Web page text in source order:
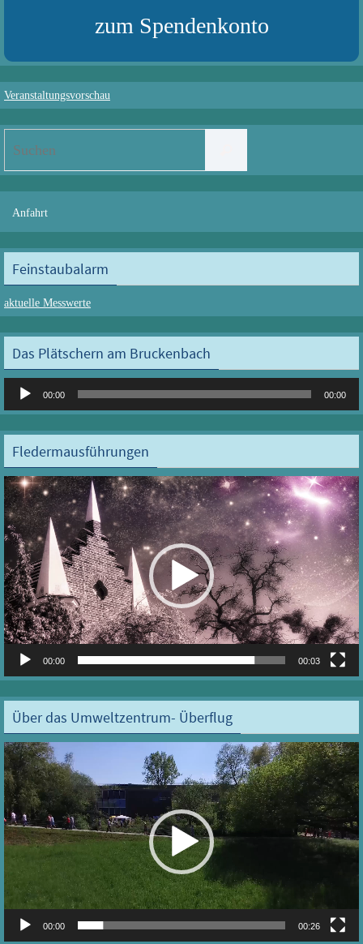
zum Spendenkonto
Veranstaltungsvorschau
Anfahrt
Feinstaubalarm
aktuelle Messwerte
Das Plätschern am Bruckenbach
Audio-
00:00 00:00
Fledermausführungen
Video-
Player
00:00 00:03
Über das Umweltzentrum- Überflug
Video-
Player
00:00 00:26